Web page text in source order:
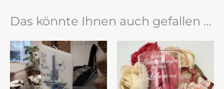
Das könnte Ihnen auch gefallen …